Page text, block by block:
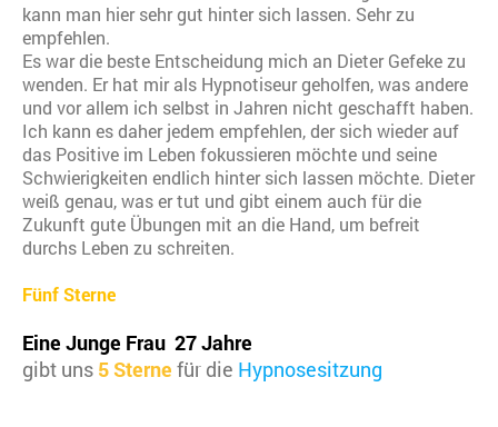
kann man hier sehr gut hinter sich lassen. Sehr zu
empfehlen.
Es war die beste Entscheidung mich an Dieter Gefeke zu
wenden. Er hat mir als Hypnotiseur geholfen, was andere
und vor allem ich selbst in Jahren nicht geschafft haben.
Ich kann es daher jedem empfehlen, der sich wieder auf
das Positive im Leben fokussieren möchte und seine
Schwierigkeiten endlich hinter sich lassen möchte. Dieter
weiß genau, was er tut und gibt einem auch für die
Zukunft gute Übungen mit an die Hand, um befreit
durchs Leben zu schreiten.
Fünf Sterne
Eine Junge Frau 27 Jahre
gibt uns 5 Sterne für die Hypnosesitzung